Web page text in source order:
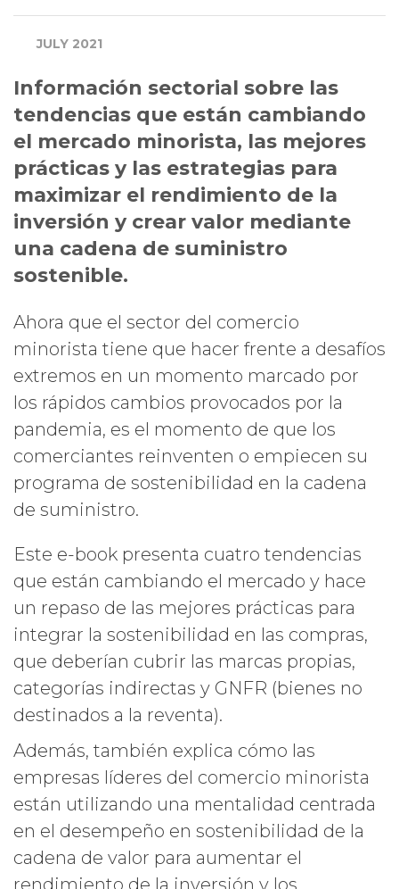
País
ACEPTO RECIBIR MÁS
INFORMACIÓN DE
ECOVADIS
JULY 2021
Información sectorial sobre las
tendencias que están cambiando
el mercado minorista, las mejores
prácticas y las estrategias para
maximizar el rendimiento de la
inversión y crear valor mediante
una cadena de suministro
sostenible.
Ahora que el sector del comercio
minorista tiene que hacer frente a desafíos
extremos en un momento marcado por
los rápidos cambios provocados por la
pandemia, es el momento de que los
comerciantes reinventen o empiecen su
programa de sostenibilidad en la cadena
de suministro.
Este e-book presenta cuatro tendencias
que están cambiando el mercado y hace
un repaso de las mejores prácticas para
integrar la sostenibilidad en las compras,
que deberían cubrir las marcas propias,
categorías indirectas y GNFR (bienes no
destinados a la reventa).
Además, también explica cómo las
empresas líderes del comercio minorista
están utilizando una mentalidad centrada
en el desempeño en sostenibilidad de la
cadena de valor para aumentar el
rendimiento de la inversión y los